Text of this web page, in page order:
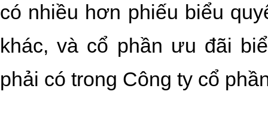
có nhiều hơn phiếu biểu
khác, và cổ phần ưu đãi
phải có trong Công ty cổ